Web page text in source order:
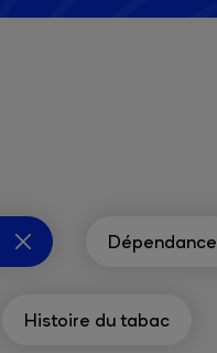
Dépendance
Histoire du tabac